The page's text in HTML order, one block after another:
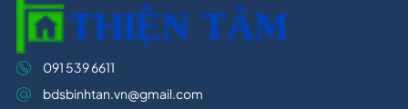
091 539 6611
bdsbinhtan.vn@gmail.com